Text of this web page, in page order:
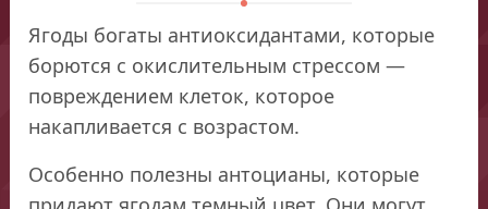
Ягоды богаты антиоксидантами, которые
борются с окислительным стрессом —
повреждением клеток, которое
накапливается с возрастом.
Особенно полезны антоцианы, которые